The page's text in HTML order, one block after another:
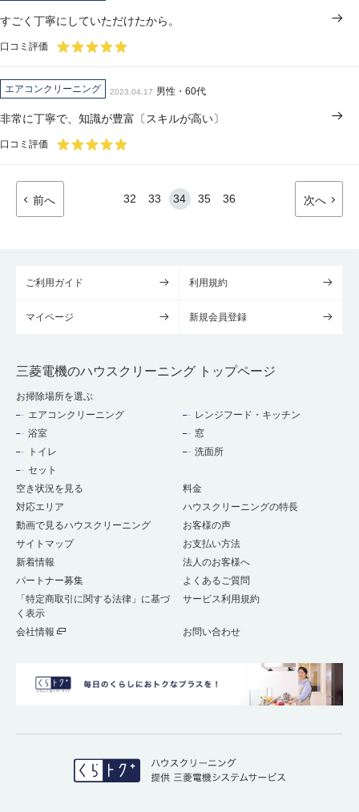
すごく丁寧にしていただけたから。
口コミ評価
エアコンクリーニング 2023.04.17 男性・60代
非常に丁寧で、知識が豊富〔スキルが高い〕
口コミ評価
前へ 32 33 34 35 36 次へ
ご利用ガイド 利用規約
マイページ 新規会員登録
三菱電機のハウスクリーニング トップページ
お掃除場所を選ぶ
エアコンクリーニング
レンジフード・キッチン
浴室
窓
トイレ
洗面所
セット
空き状況を見る
料金
対応エリア
ハウスクリーニングの特長
動画で見るハウスクリーニング
お客様の声
サイトマップ
お支払い方法
新着情報
法人のお客様へ
パートナー募集
よくあるご質問
「特定商取引に関する法律」に基づ
く表示
サービス利用規約
会社情報 お問い合わせ